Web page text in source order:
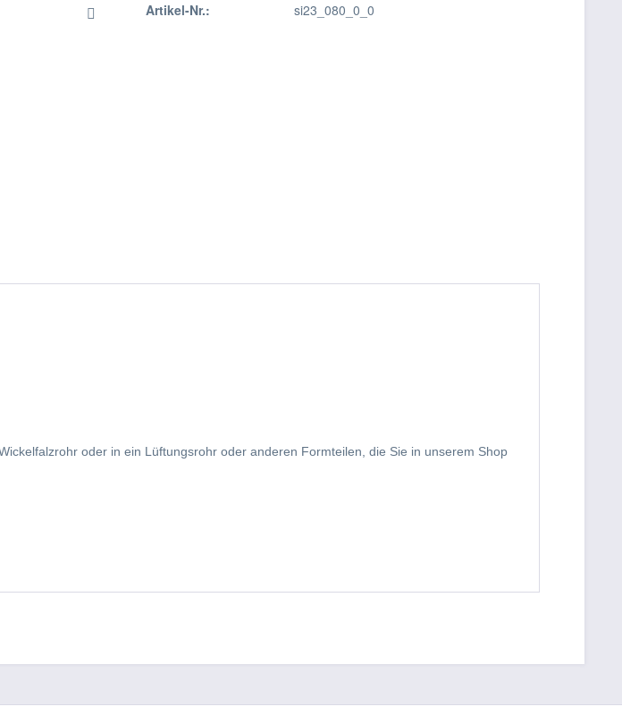
Artikel-Nr.: si23_080_0_0
oder in ein Lüftungsrohr oder anderen Formteilen, die Sie in unserem Shop